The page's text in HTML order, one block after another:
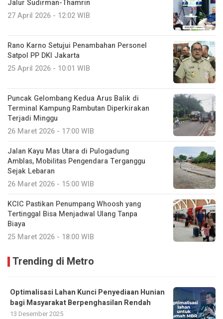
Jalur Sudirman-Thamrin
27 April 2026 - 12:02 WIB
Rano Karno Setujui Penambahan Personel
Satpol PP DKI Jakarta
25 April 2026 - 10:01 WIB
Puncak Gelombang Kedua Arus Balik di
Terminal Kampung Rambutan Diperkirakan
Terjadi Minggu
26 Maret 2026 - 17:00 WIB
Jalan Kayu Mas Utara di Pulogadung
Amblas, Mobilitas Pengendara Terganggu
Sejak Lebaran
26 Maret 2026 - 15:00 WIB
KCIC Pastikan Penumpang Whoosh yang
Tertinggal Bisa Menjadwal Ulang Tanpa
Biaya
25 Maret 2026 - 18:00 WIB
Trending di Metro
Optimalisasi Lahan Kunci Penyediaan Hunian
bagi Masyarakat Berpenghasilan Rendah
13 Desember 2025